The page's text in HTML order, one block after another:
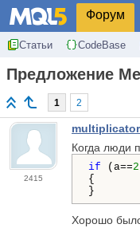
Форум
Статьи CodeBase
Предложение
1 2
2415
multiplicator
Когда люди
if (a==2
{
}
Хорошо